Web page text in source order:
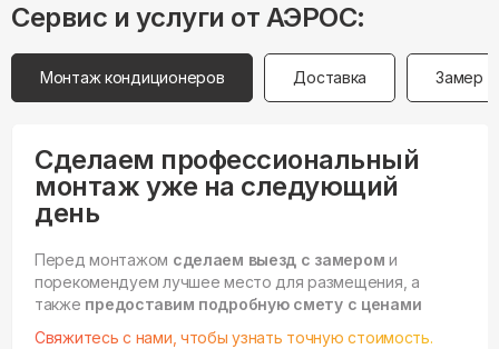
Сервис и услуги от АЭРОС:
Монтаж кондиционеров Доставка Замер
Сделаем профессиональный
монтаж уже на следующий
день
Перед монтажом сделаем выезд с замером и
порекомендуем лучшее место для размещения, а
также предоставим подробную смету с ценами
Свяжитесь с нами, чтобы узнать точную стоимость.